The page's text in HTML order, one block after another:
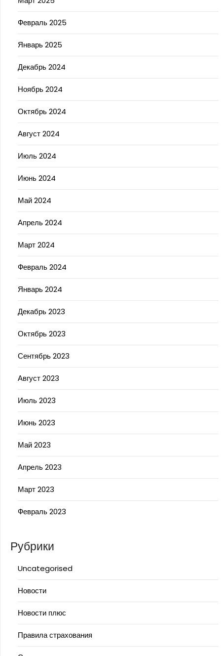
Февраль 2025
Январь 2025
Декабрь 2024
Ноябрь 2024
Октябрь 2024
Август 2024
Июль 2024
Июнь 2024
Май 2024
Апрель 2024
Март 2024
Февраль 2024
Январь 2024
Декабрь 2023
Октябрь 2023
Сентябрь 2023
Август 2023
Июль 2023
Июнь 2023
Май 2023
Апрель 2023
Март 2023
Февраль 2023
Рубрики
Uncategorised
Новости
Новости плюс
Правила страхования